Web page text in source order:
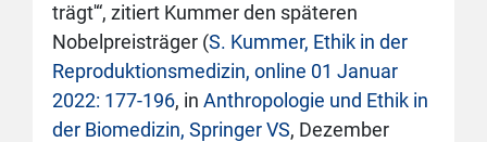
trägt'“, zitiert Kummer den späteren
Nobelpreisträger (S. Kummer, Ethik in der
Reproduktionsmedizin, online 01 Januar
2022: 177-196, in Anthropologie und Ethik in
der Biomedizin, Springer VS, Dezember